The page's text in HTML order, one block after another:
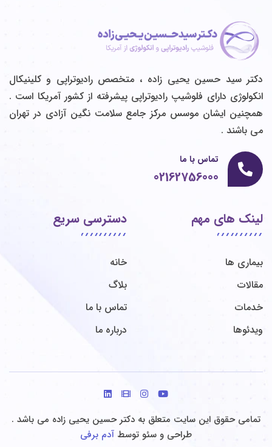
دکتر سید حسین یحیی زاده ، متخصص رادیوتراپی و كلينيكال
انكولوژي دارای فلوشیپ رادیوتراپی پیشرفته از کشور آمریکا است .
همچنین ایشان موسس مرکز جامع سلامت نگین آزادی در تهران
می باشند .
تماس با ما
02162756000
لینک های مهم
بیماری ها
مقالات
خدمات
ویدئوها
دسترسی سریع
خانه
بلاگ
تماس با ما
درباره ما
تمامی حقوق این سایت متعلق به دکتر حسین یحیی زاده می باشد .
طراحی و سئو توسط آدم برفی